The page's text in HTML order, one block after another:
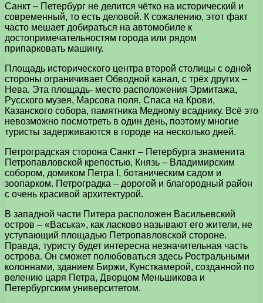
Санкт – Петербург не делится чётко на исторический и
современный, то есть деловой. К сожалению, этот факт
часто мешает добираться на автомобиле к
достопримечательностям города или рядом
припарковать машину.
Площадь исторического центра второй столицы с одной
стороны ограничивает Обводной канал, с трёх других –
Нева. Эта площадь- место расположения Эрмитажа,
Русского музея, Марсова поля, Спаса на Крови,
Казанского собора, памятника Медному всаднику. Всё это
невозможно посмотреть в один день, поэтому многие
туристы задерживаются в городе на несколько дней.
Петроградская сторона Санкт – Петербурга знаменита
Петропавловской крепостью, Князь – Владимирским
собором, домиком Петра І, ботаническим садом и
зоопарком. Петроградка – дорогой и благородный район
с очень красивой архитектурой.
В западной части Питера расположен Васильевский
остров – «Васька», как ласково называют его жители, не
уступающий площадью Петропавловской стороне.
Правда, туристу будет интересна незначительная часть
острова. Он сможет полюбоваться здесь Ростральными
колоннами, зданием Биржи, Кунсткамерой, созданной по
велению царя Петра, Дворцом Меньшикова и
Петербургским университетом.